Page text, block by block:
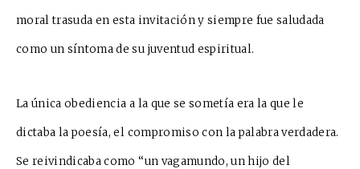
moral trasuda en esta invitación y siempre fue saludada
como un síntoma de su juventud espiritual.
La única obediencia a la que se sometía era la que le
dictaba la poesía, el compromiso con la palabra verdadera.
Se reivindicaba como “un vagamundo, un hijo del